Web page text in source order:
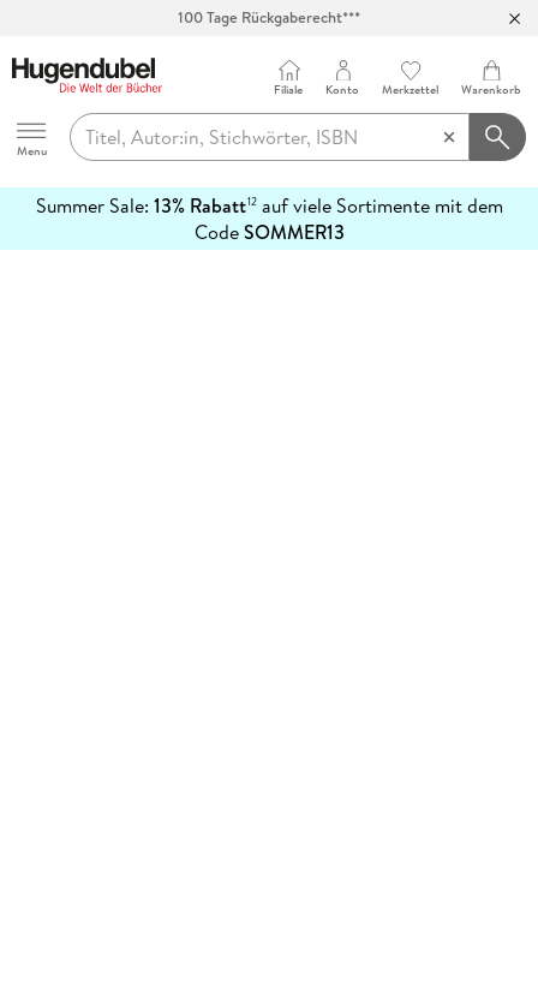
100 Tage Rückgaberecht***
Hugendubel
Menu
Filiale Konto Merkzettel Warenkorb
Summer Sale: 13% Rabatt12auf viele Sortimente mit dem
CodeSOMMER13
erfahren